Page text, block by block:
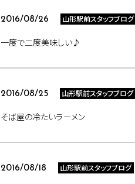
2016/08/26 山形駅前スタッフブログ
一度で二度美味しい♪
2016/08/25 山形駅前スタッフブログ
そば屋の冷たいラーメン
2016/08/18 山形駅前スタッフブログ